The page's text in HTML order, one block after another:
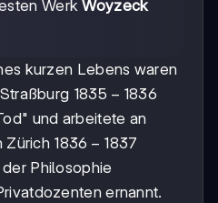
WerkWoyzeck
kurzen Lebens waren
1835-
1836
1835 − 1836
und arbeitete an
Zürich 1836-
1837
1836 − 1837
Philosophie
ernannt.